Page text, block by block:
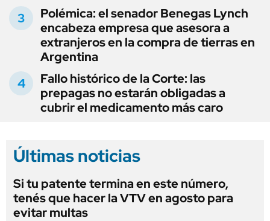
Polémica: el senador Benegas Lynch
encabeza empresa que asesora a
extranjeros en la compra de tierras en
Argentina
Fallo histórico de la Corte: las
prepagas no estarán obligadas a
cubrir el medicamento más caro
Últimas noticias
Si tu patente termina en este número,
tenés que hacer la VTV en agosto para
evitar multas